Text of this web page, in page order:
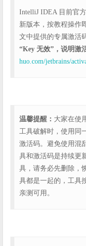
IntelliJ IDEA 目前官
新版本，按教程操作
文中提供的专属激活
“Key 无效”，说明激
huo.com/jetbrains/
温馨提醒： 大家在使
工具破解时，使用同
激活码。避免使用混
具和激活码是持续更
具，请务必先删除，
具都是一起的，工具
亲测可用。